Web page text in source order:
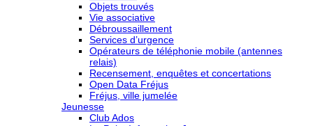
Objets trouvés
Vie associative
Débroussaillement
Services d’urgence
Opérateurs de téléphonie mobile (antennes
relais)
Recensement, enquêtes et concertations
Open Data Fréjus
Fréjus, ville jumelée
Jeunesse
Club Ados